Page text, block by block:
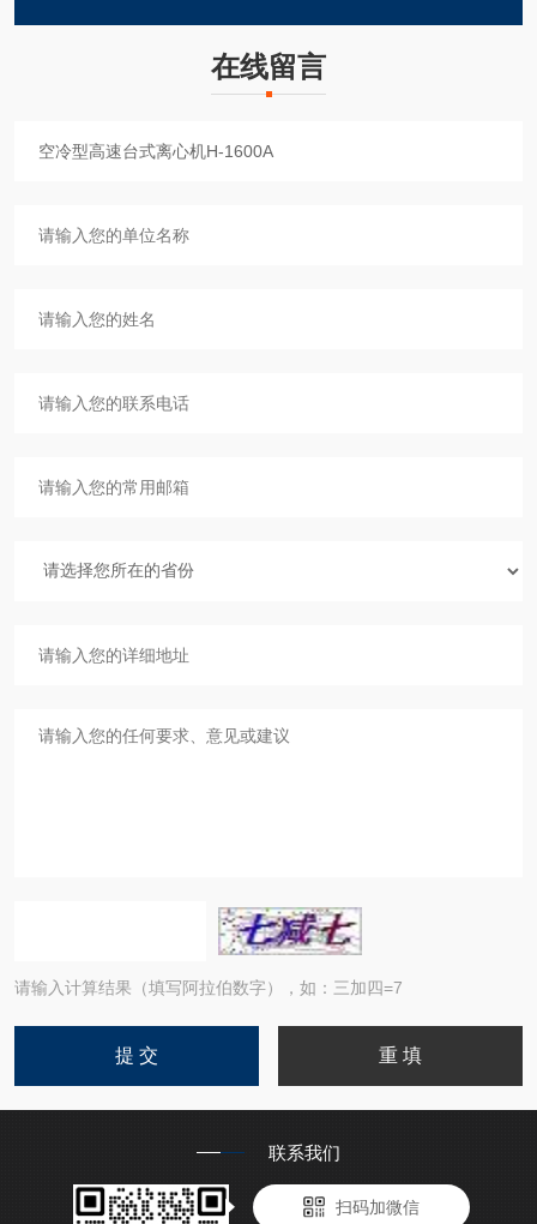
在线留言
请输入计算结果（填写阿拉伯数字），如：三加四=7
联系我们
扫码加微信